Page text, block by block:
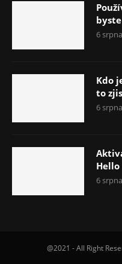
6
Kdo
to
6
6
@2021 - All Right